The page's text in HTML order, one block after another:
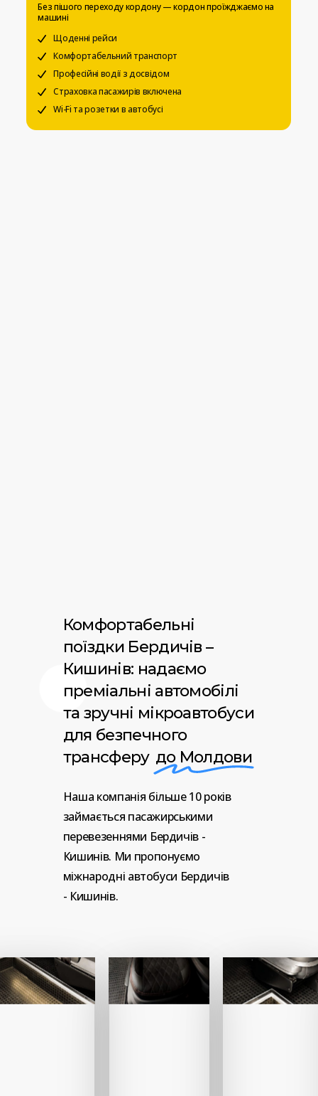
Вул. Леваневського
15:00Київ
Вокзальна пл. 4
20:00 Чернігів
Автостанція
Без пішого переходу кордону — кордон проїжджаємо на
машині
Щоденні рейси
Комфортабельний транспорт
Професійні водії з досвідом
Страховка пасажирів включена
Wi-Fi та розетки в автобусі
Комфортабельні
поїздки Бердичів –
Кишинів: надаємо
преміальні автомобілі
та зручні мікроавтобуси
для безпечного
трансферу до Молдови
Наша компанія більше10років
займається пасажирськими
перевезеннями Бердичів -
Кишинів. Ми пропонуємо
міжнародні автобуси Бердичів
- Кишинів.